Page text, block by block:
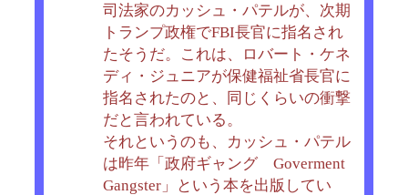
司法家のカッシュ・パテルが、次期
トランプ政権でFBI長官に指名され
たそうだ。これは、ロバート・ケネ
ディ・ジュニアが保健福祉省長官に
指名されたのと、同じくらいの衝撃
だと言われている。
それというのも、カッシュ・パテル
は昨年「政府ギャング Goverment
Gangster」という本を出版してい